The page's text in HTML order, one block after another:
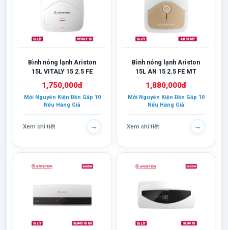
Bình nóng lạnh Ariston
15L VITALY 15 2.5 FE
1,750,000đ
Mới Nguyên Kiện Đền Gấp 10
Nếu Hàng Giả
Xem chi tiết →
Bình nóng lạnh Ariston
15L AN 15 2.5 FE MT
1,880,000đ
Mới Nguyên Kiện Đền Gấp 10
Nếu Hàng Giả
Xem chi tiết →